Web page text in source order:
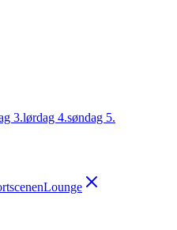
3.lørdag 4.søndag 5.
Lounge